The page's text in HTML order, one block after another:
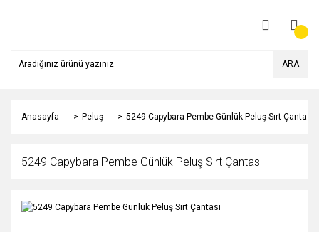
ARA
Anasayfa Peluş 5249 Capybara Pembe Günlük Peluş Sırt Çantası
5249 Capybara Pembe Günlük Peluş Sırt Çantası